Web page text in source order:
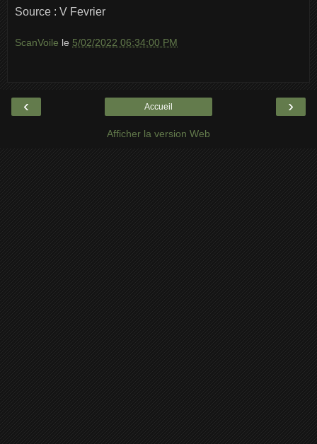
Source : V Fevrier
ScanVoile le 5/02/2022 06:34:00 PM
‹ ›
Accueil
Afficher la version Web